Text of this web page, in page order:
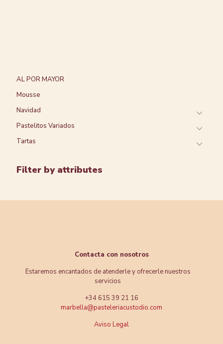
AL POR MAYOR
Mousse
Navidad
Pastelitos Variados
Tartas
Filter by attributes
Contacta con nosotros
Estaremos encantados de atenderle y ofrecerle nuestros
servicios
+34 615 39 21 16
marbella@pasteleriacustodio.com
Aviso Legal